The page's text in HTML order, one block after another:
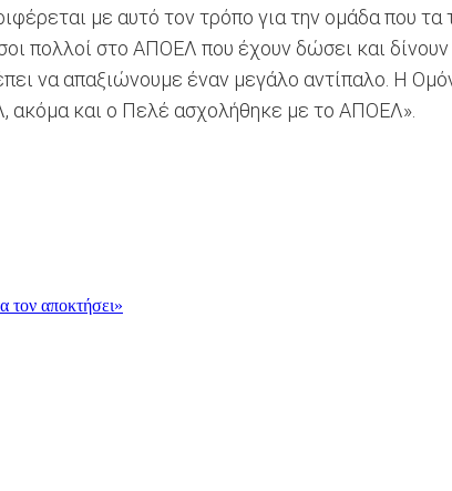
με αυτό τον τρόπο για την ομάδα που
πολλοί στο ΑΠΟΕΛ που έχουν δώσει και
να απαξιώνουμε έναν μεγάλο αντίπαλο. Η
ακόμα και ο Πελέ ασχολήθηκε με το ΑΠΟΕΛ».
τον αποκτήσει»